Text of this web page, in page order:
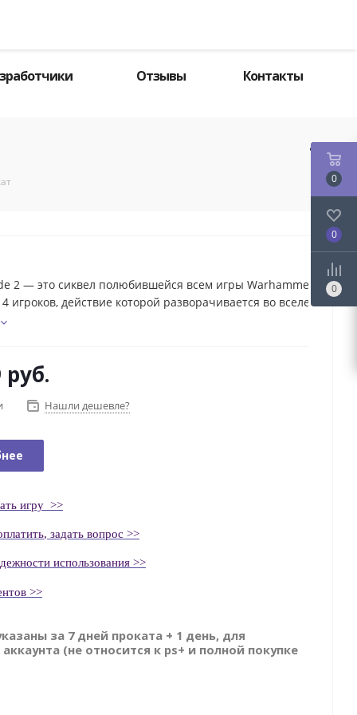
Отзывы Контакты
2 — это сиквел полюбившейся всем игры Warhammer: End
4 игроков, действие которой разворачивается во вселенной
руб.
Нашли дешевле?
игру >>
, задать вопрос >>
использования >>
>>
за 7 дней проката + 1 день, для
(не относится к ps+ и полной покупке
0
0
0